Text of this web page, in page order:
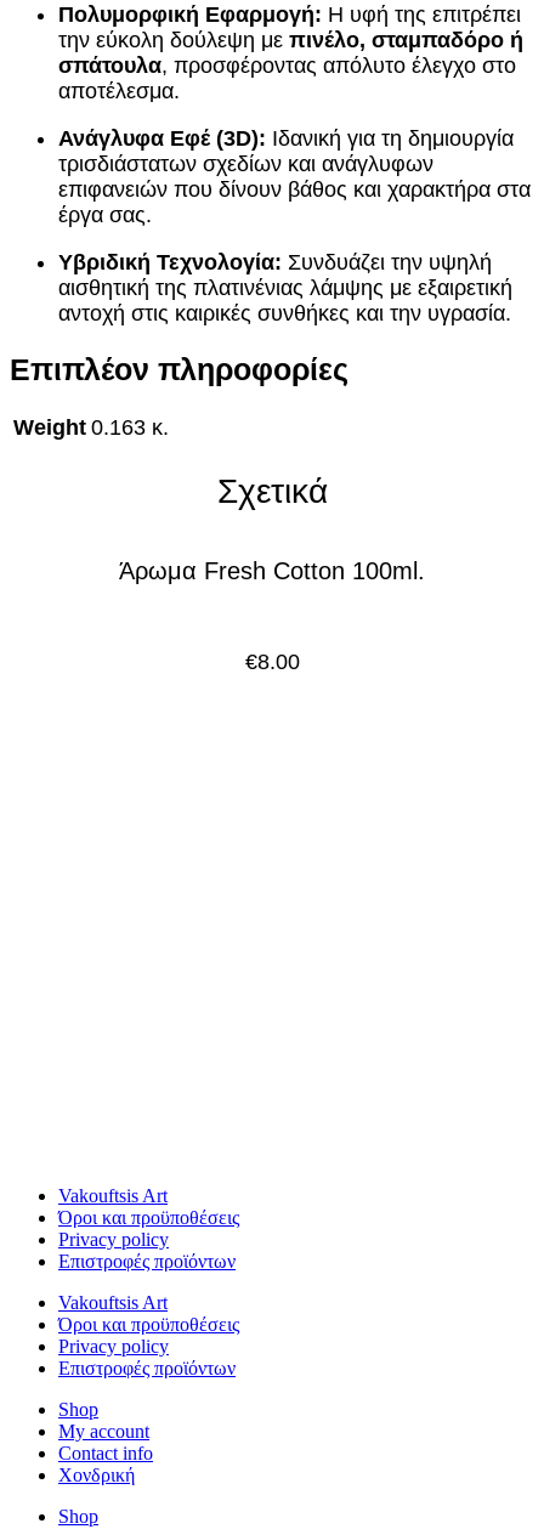
Πολυμορφική Εφαρμογή: Η υφή της επιτρέπει
την εύκολη δούλεψη με πινέλο, σταμπαδόρο ή
σπάτουλα, προσφέροντας απόλυτο έλεγχο στο
αποτέλεσμα.
Ανάγλυφα Εφέ (3D): Ιδανική για τη δημιουργία
τρισδιάστατων σχεδίων και ανάγλυφων
επιφανειών που δίνουν βάθος και χαρακτήρα στα
έργα σας.
Υβριδική Τεχνολογία: Συνδυάζει την υψηλή
αισθητική της πλατινένιας λάμψης με εξαιρετική
αντοχή στις καιρικές συνθήκες και την υγρασία.
Επιπλέον πληροφορίες
Weight 0.163 κ.
Σχετικά
Άρωμα Fresh Cotton 100ml.
€8.00
Vakouftsis Art
Όροι και προϋποθέσεις
Privacy policy
Επιστροφές προϊόντων
Vakouftsis Art
Όροι και προϋποθέσεις
Privacy policy
Επιστροφές προϊόντων
Shop
My account
Contact info
Χονδρική
Shop